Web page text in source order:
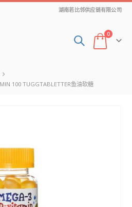
湖南若比邻供应链有限公司
0
100 TUGGTABLETTER鱼油软糖